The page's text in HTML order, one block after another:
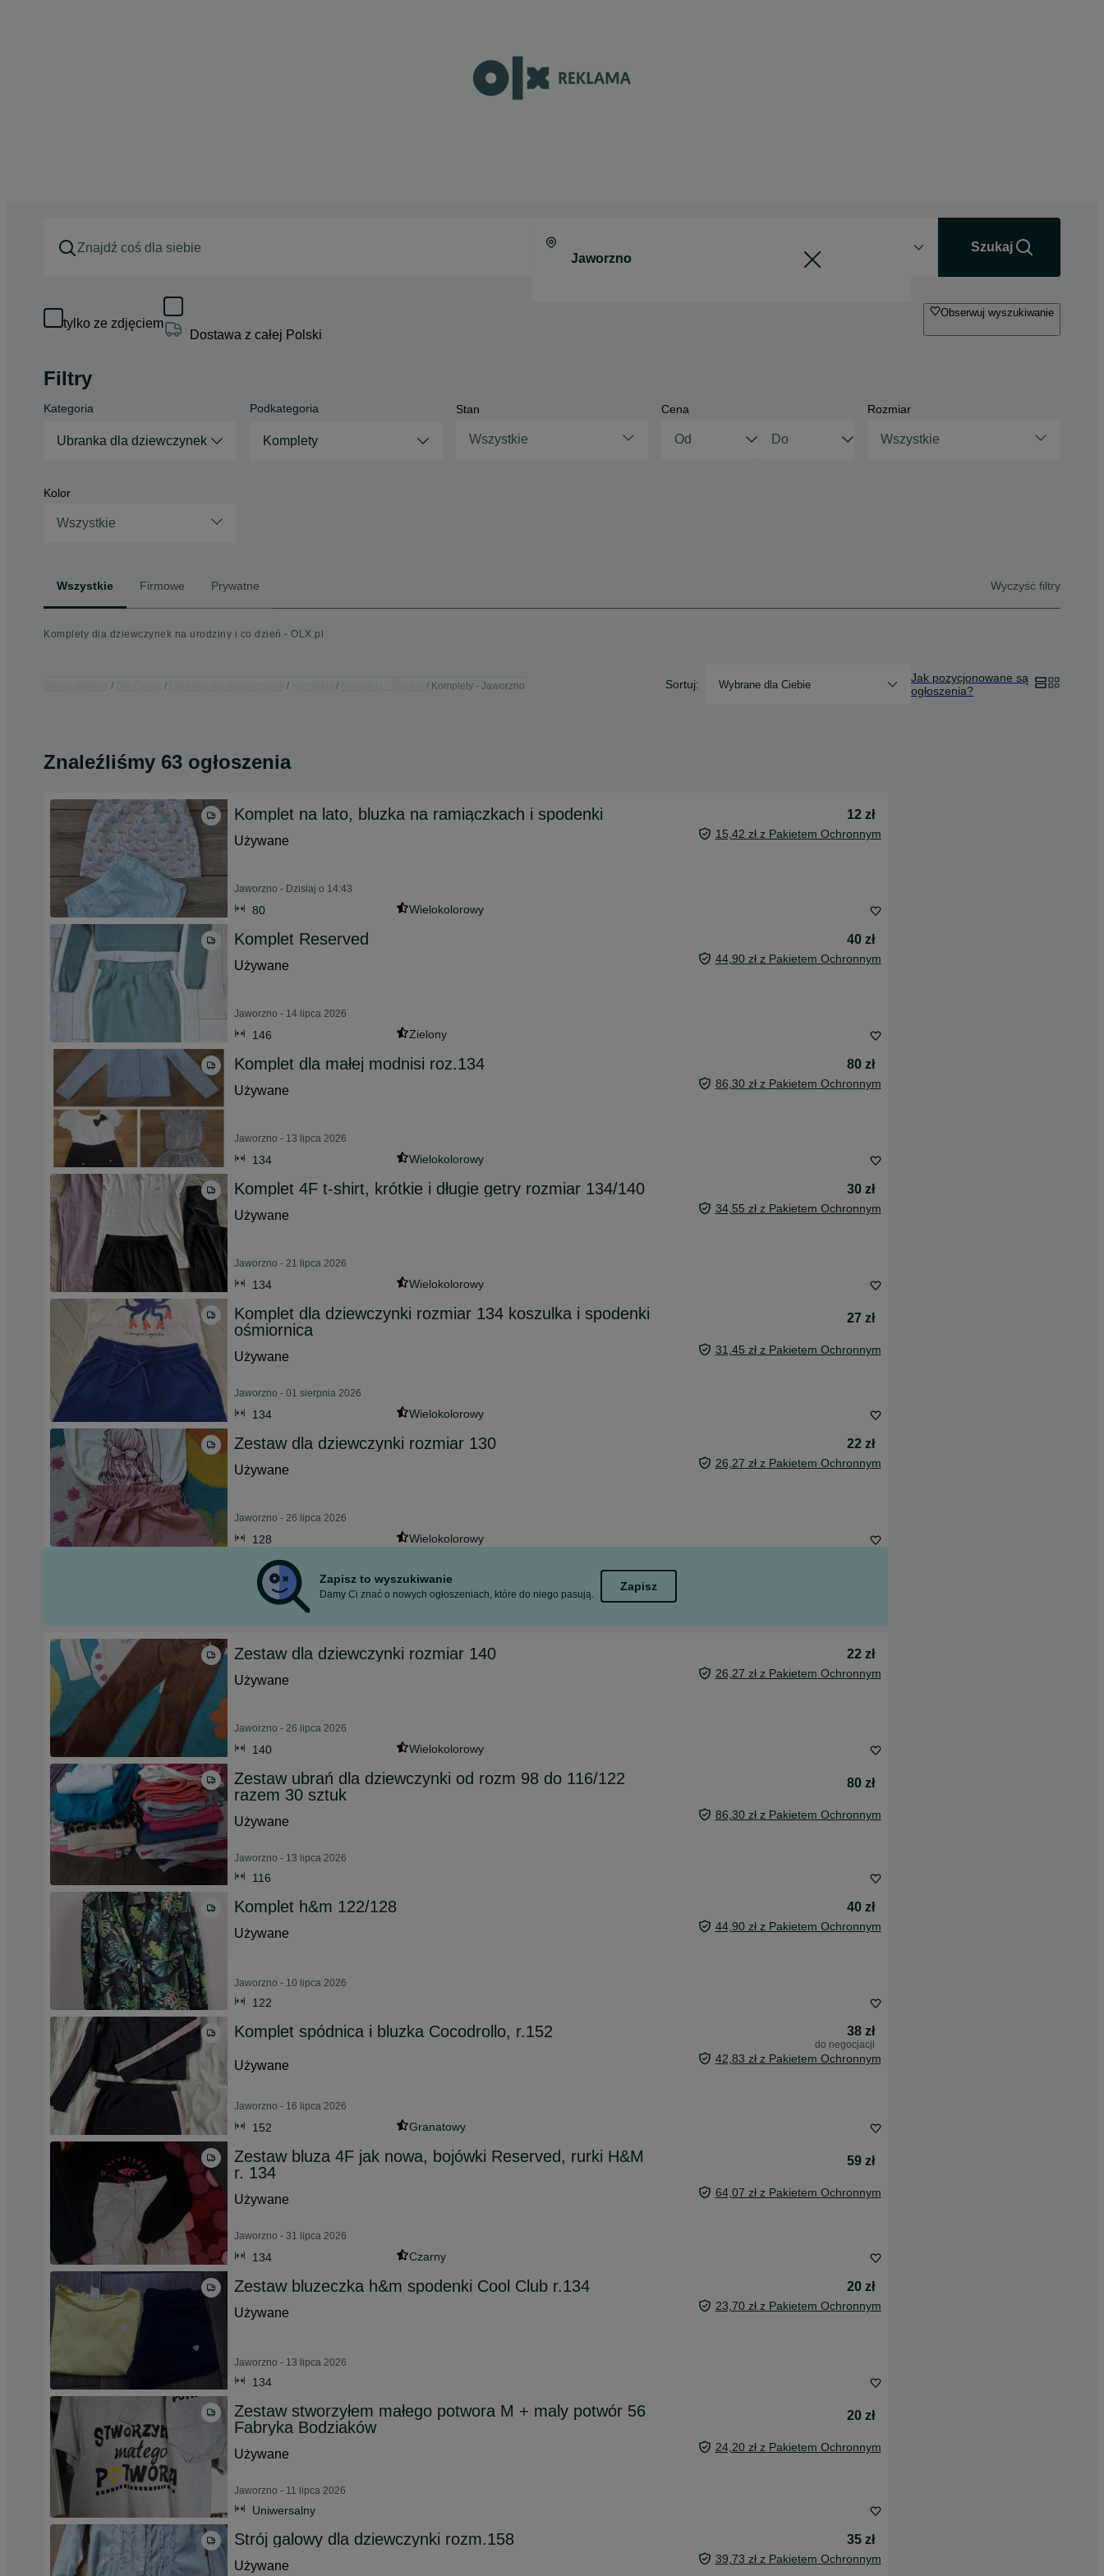
Szukaj
tylko ze zdjęciem
Dostawa z całej Polski
Obserwuj wyszukiwanie
Filtry
Kategoria
Ubranka dla dziewczynek
Podkategoria
Komplety
Stan
Wszystkie
Cena Rozmiar
Wszystkie
Kolor
Wszystkie
Wszystkie Firmowe Prywatne Wyczyść filtry
Komplety dla dziewczynek na urodziny i co dzień - OLX.pl
Komplety - Jaworzno Sortuj: Wybrane dla Ciebie
Jak pozycjonowane są
ogłoszenia?
Znaleźliśmy 63 ogłoszenia
Komplet na lato, bluzka na ramiączkach i spodenki
12 zł
Używane
15,42 zł z Pakietem Ochronnym
Jaworzno - Dzisiaj o 14:43
80 Wielokolorowy
Komplet Reserved
40 zł
Używane
44,90 zł z Pakietem Ochronnym
Jaworzno - 14 lipca 2026
146 Zielony
Komplet dla małej modnisi roz.134
80 zł
Używane
86,30 zł z Pakietem Ochronnym
Jaworzno - 13 lipca 2026
134 Wielokolorowy
Komplet 4F t-shirt, krótkie i długie getry rozmiar 134/140
30 zł
Używane
34,55 zł z Pakietem Ochronnym
Jaworzno - 21 lipca 2026
134 Wielokolorowy
Komplet dla dziewczynki rozmiar 134 koszulka i spodenki
ośmiornica
27 zł
Używane 31,45 zł z Pakietem Ochronnym
Jaworzno - 01 sierpnia 2026
134 Wielokolorowy
Zestaw dla dziewczynki rozmiar 130
22 zł
Używane
26,27 zł z Pakietem Ochronnym
Jaworzno - 26 lipca 2026
128 Wielokolorowy
Zapisz to wyszukiwanie
Damy Ci znać o nowych ogłoszeniach, które do niego pasują.
Zapisz
Zestaw dla dziewczynki rozmiar 140
22 zł
Używane
26,27 zł z Pakietem Ochronnym
Jaworzno - 26 lipca 2026
140 Wielokolorowy
Zestaw ubrań dla dziewczynki od rozm 98 do 116/122
razem 30 sztuk
80 zł
Używane 86,30 zł z Pakietem Ochronnym
Jaworzno - 13 lipca 2026
116
Komplet h&m 122/128
40 zł
Używane
44,90 zł z Pakietem Ochronnym
Jaworzno - 10 lipca 2026
122
Komplet spódnica i bluzka Cocodrollo, r.152 38 zł
do negocjacji
Używane 42,83 zł z Pakietem Ochronnym
Jaworzno - 16 lipca 2026
152 Granatowy
Zestaw bluza 4F jak nowa, bojówki Reserved, rurki H&M
r. 134
59 zł
Używane 64,07 zł z Pakietem Ochronnym
Jaworzno - 31 lipca 2026
134 Czarny
Zestaw bluzeczka h&m spodenki Cool Club r.134
20 zł
Używane
23,70 zł z Pakietem Ochronnym
Jaworzno - 13 lipca 2026
134
Zestaw stworzyłem małego potwora M + maly potwór 56
Fabryka Bodziaków
20 zł
Używane 24,20 zł z Pakietem Ochronnym
Jaworzno - 11 lipca 2026
Uniwersalny
Strój galowy dla dziewczynki rozm.158
35 zł
Używane
39,73 zł z Pakietem Ochronnym